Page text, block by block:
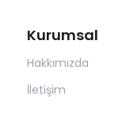
Kurumsal
Hakkımızda
İletişim